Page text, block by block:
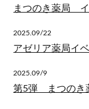
まつのき薬局 イ
2025.09/22
アゼリア薬局イ
2025.09/9
第5弾 まつのき